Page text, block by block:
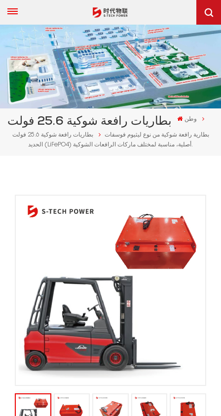
بطاريات رافعة شوكية 25.6 فولت وطن
بطاريات رافعة شوكية 25.6 فولت
بطارية رافعة شوكية من نوع ليثيوم فوسفات
الحديد (LiFePO4) أصلية، مناسبة لمختلف ماركات الرافعات الشوكية.